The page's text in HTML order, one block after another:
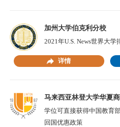
加州大学伯克利分校
2021年U.S. News世界大学
详情
马来西亚林登大学华夏
学位可直接获得中国教育
回国优惠政策